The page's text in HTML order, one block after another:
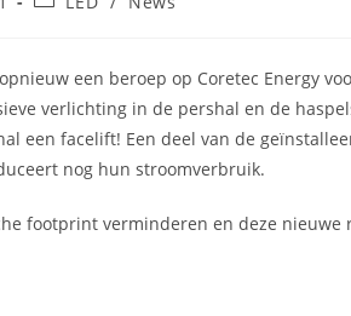
een beroep op Coretec Energy
verlichting in de pershal en de
een facelift! Een deel van de
nog hun stroomverbruik.
footprint verminderen en deze